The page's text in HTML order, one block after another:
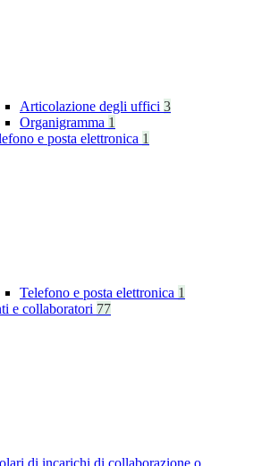
Articolazione degli uffici 3
Organigramma 1
e posta elettronica 1
Telefono e posta elettronica 1
e collaboratori 77